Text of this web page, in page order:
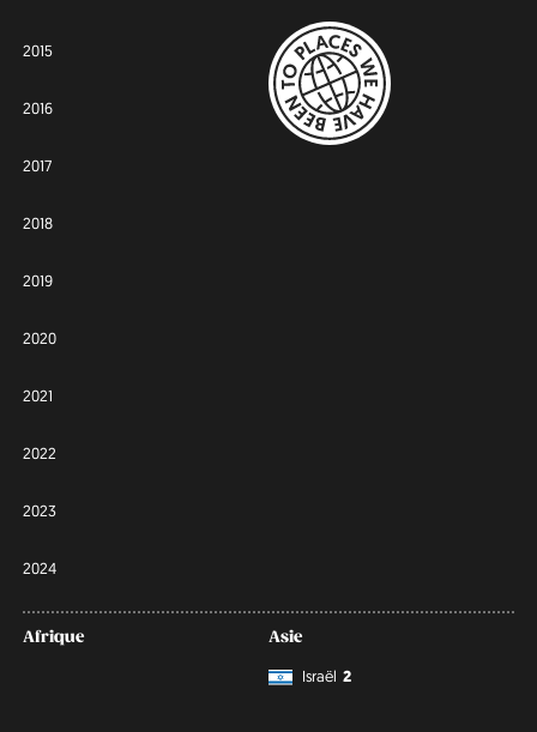
2015
2016
2017
2018
2019
2020
2021
2022
2023
2024
Afrique
Asie
Israël 2